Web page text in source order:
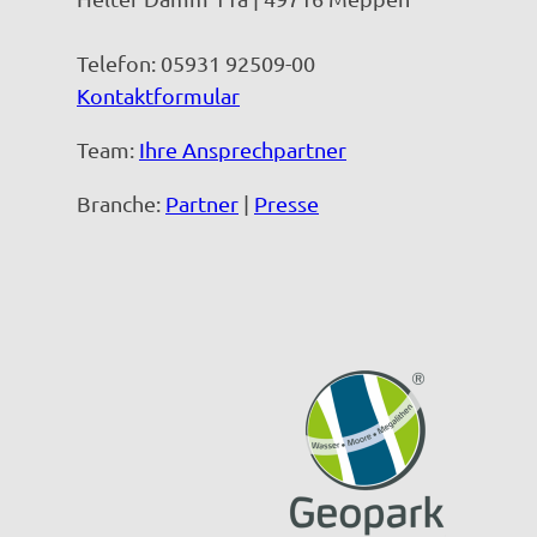
Telefon: 05931 92509-00
Kontaktformular
Team: Ihre Ansprechpartner
Branche: Partner | Presse